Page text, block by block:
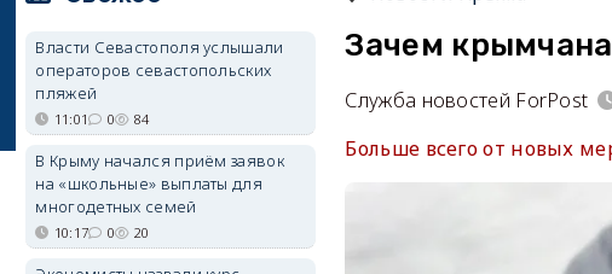
Зачем
Служба новостей ForPost
Больше всего от новых
Власти Севастополя услышали
операторов севастопольских
пляжей
11:01 0 84
В Крыму начался приём заявок
на «школьные» выплаты для
многодетных семей
10:17 0 20